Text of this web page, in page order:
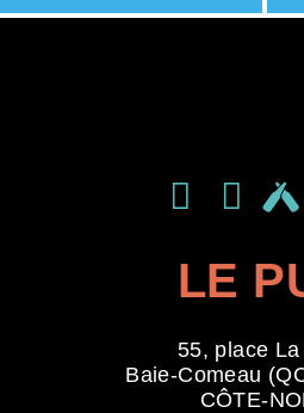
LE
55, place
Baie-Comeau
CÔTE-